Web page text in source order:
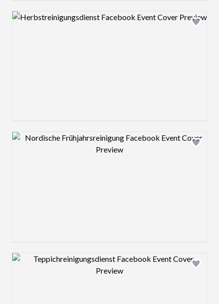
Design preview image
Design preview image
Design preview image